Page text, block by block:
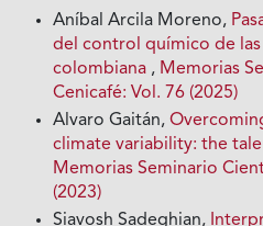
Aníbal Arcila Moreno,
del control químico de
colombiana , Memorias
Cenicafé: Vol. 76 (2025)
Alvaro Gaitán,
climate variability: the
Memorias Seminario
(2023)
Siavosh Sadeghian,